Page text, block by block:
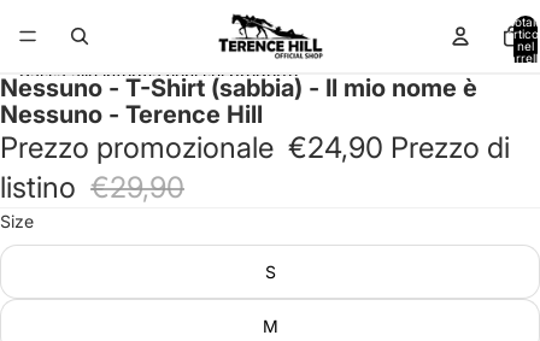
nel
Passa alle informazioni sul prodotto
Nessuno - T-Shirt (sabbia) - Il mio nome è
Nessuno - Terence Hill
Prezzo promozionale €24,90 Prezzo di
listino €29,90
Size
S
M